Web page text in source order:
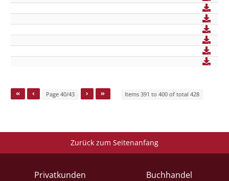
Page 40/43 Items 391 to 400 of total 428
Zurück zum Seitenanfang
Privatkunden Buchhandel